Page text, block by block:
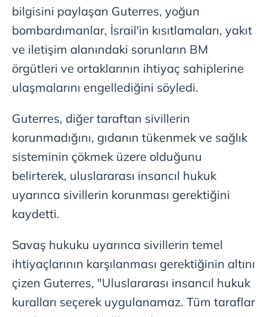
bilgisini paylaşan Guterres, yoğun
bombardımanlar, İsrail'in kısıtlamaları, yakıt
ve iletişim alanındaki sorunların BM
örgütleri ve ortaklarının ihtiyaç sahiplerine
ulaşmalarını engellediğini söyledi.
Guterres, diğer taraftan sivillerin
korunmadığını, gıdanın tükenmek ve sağlık
sisteminin çökmek üzere olduğunu
belirterek, uluslararası insancıl hukuk
uyarınca sivillerin korunması gerektiğini
kaydetti.
Savaş hukuku uyarınca sivillerin temel
ihtiyaçlarının karşılanması gerektiğinin altını
çizen Guterres, "Uluslararası insancıl hukuk
kuralları seçerek uygulanamaz. Tüm taraflar